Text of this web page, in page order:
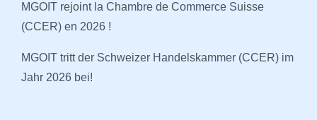
MGOIT rejoint la Chambre de Commerce Suisse
(CCER) en 2026 !
MGOIT tritt der Schweizer Handelskammer (CCER) im
Jahr 2026 bei!